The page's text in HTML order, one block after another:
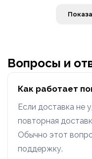
Вопросы и
Как работает
Если доставка не
повторная
Обычно этот
поддержку.